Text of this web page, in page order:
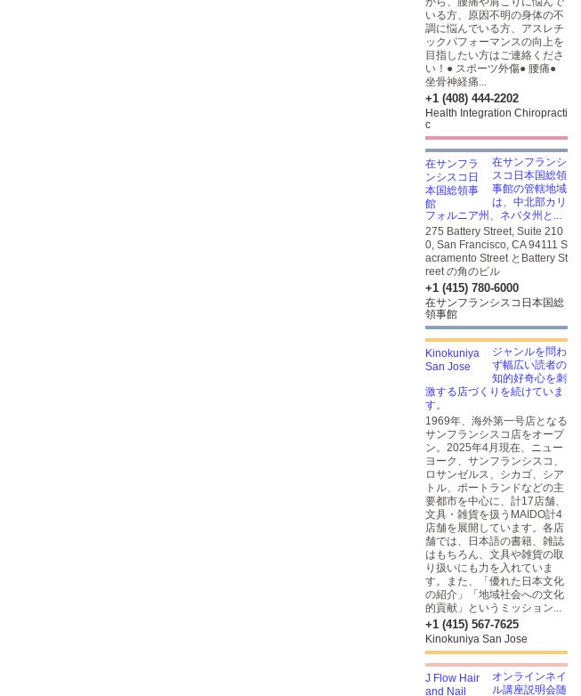
いる方、原因不明の身体の不
調に悩んでいる方、アスレチ
ックパフォーマンスの向上を
目指したい方はご連絡くださ
い！● スポーツ外傷● 腰痛●
坐骨神経痛...
+1 (408) 444-2202
Health Integration Chiropracti
c
在サンフランシ
スコ日本国総領
事館の管轄地域
は、中北部カリ
フォルニア州、ネバタ州と...
275 Battery Street, Suite 210
0, San Francisco, CA 94111 S
acramento Street とBattery St
reet の角のビル
+1 (415) 780-6000
在サンフランシスコ日本国総
領事館
ジャンルを問わ
ず幅広い読者の
知的好奇心を刺
激する店づくりを続けていま
す。
1969年、海外第一号店となる
サンフランシスコ店をオープ
ン。2025年4月現在、ニュー
ヨーク、サンフランシスコ、
ロサンゼルス、シカゴ、シア
トル、ポートランドなどの主
要都市を中心に、計17店舗、
文具・雑貨を扱うMAIDO計4
店舗を展開しています。各店
舗では、日本語の書籍、雑誌
はもちろん、文具や雑貨の取
り扱いにも力を入れていま
す。また、「優れた日本文化
の紹介」「地域社会への文化
的貢献」というミッション...
+1 (415) 567-7625
Kinokuniya San Jose
オンラインネイ
ル講座説明会随